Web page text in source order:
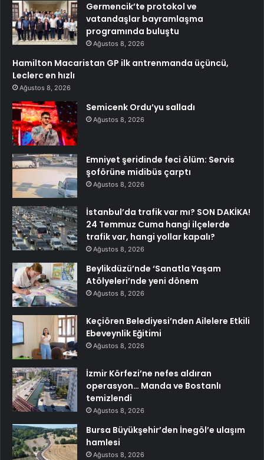
Germencik’te protokol ve
vatandaşlar bayramlaşma
programında buluştu
Ağustos 8, 2026
Hamilton Macaristan GP ilk antrenmanda üçüncü,
Leclerc en hızlı
Ağustos 8, 2026
Semicenk Ordu’yu salladı
Ağustos 8, 2026
Emniyet şeridinde feci ölüm: Servis
şoförüne midibüs çarptı
Ağustos 8, 2026
İstanbul’da trafik var mı? SON DAKİKA!
24 Temmuz Cuma hangi ilçelerde
trafik var, hangi yollar kapalı?
Ağustos 8, 2026
Beylikdüzü’nde ‘Sanatla Yaşam
Atölyeleri’nde yeni dönem
Ağustos 8, 2026
Keçiören Belediyesi’nden Ailelere Etkili
Ebeveynlik Eğitimi
Ağustos 8, 2026
İzmir Körfezi’ne nefes aldıran
operasyon… Manda ve Bostanlı
temizlendi
Ağustos 8, 2026
Bursa Büyükşehir’den İnegöl’e ulaşım
hamlesi
Ağustos 8, 2026